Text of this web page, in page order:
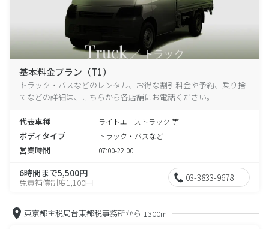
基本料金プラン（T1）
トラック・バスなどのレンタル、お得な割引料金や予約、乗り捨
てなどの詳細は、こちらから各店舗にお電話ください。
代表車種 ライトエーストラック 等
ボディタイプ トラック・バスなど
営業時間 07:00-22:00
6時間まで5,500円
免責補償制度1,100円 03-3833-9678
東京都主税局台東都税事務所から 1300m